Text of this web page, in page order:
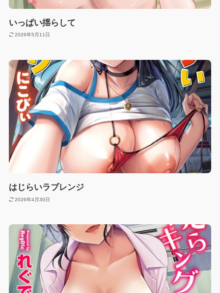
いっぱい揺らして
2026年5月11日
はじらいラブレンジ
2026年4月30日